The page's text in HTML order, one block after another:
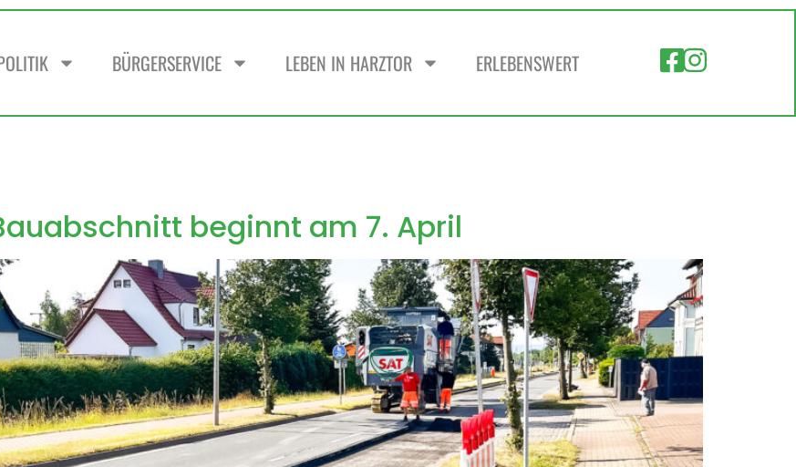
BÜRGERSERVICE LEBEN IN HARZTOR ERLEBENSWERT
beginnt am 7. April